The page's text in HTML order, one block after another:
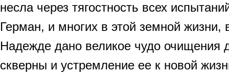
несла через тягостность всех
Герман, и многих в этой земной жизни,
Надежде дано великое чудо очищения
скверны и устремление ее к новой